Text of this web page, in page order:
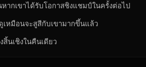
ากเขาได้รับโอกาสชิงแชมป์ในครั้งต่อไป
เหมือนจะสูสีกับเขามากขึ้นแล้ว
สิ้นเชิงในคืนเดียว